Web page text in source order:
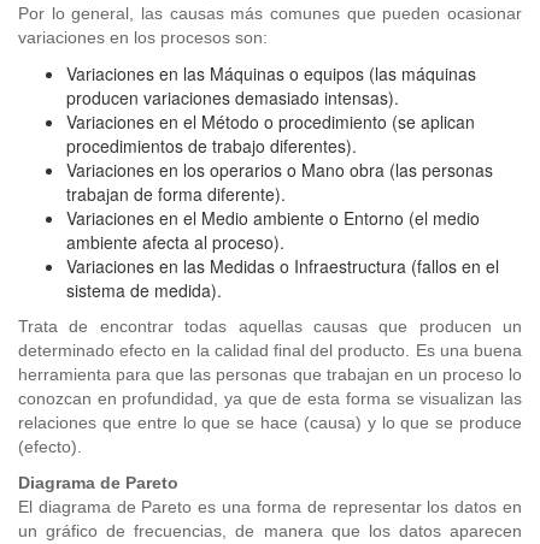
Por lo general, las causas más comunes que pueden ocasionar
variaciones en los procesos son:
Variaciones en las Máquinas o equipos (las máquinas
producen variaciones demasiado intensas).
Variaciones en el Método o procedimiento (se aplican
procedimientos de trabajo diferentes).
Variaciones en los operarios o Mano obra (las personas
trabajan de forma diferente).
Variaciones en el Medio ambiente o Entorno (el medio
ambiente afecta al proceso).
Variaciones en las Medidas o Infraestructura (fallos en el
sistema de medida).
Trata de encontrar todas aquellas causas que producen un
determinado efecto en la calidad final del producto. Es una buena
herramienta para que las personas que trabajan en un proceso lo
conozcan en profundidad, ya que de esta forma se visualizan las
relaciones que entre lo que se hace (causa) y lo que se produce
(efecto).
Diagrama de Pareto
El diagrama de Pareto es una forma de representar los datos en
un gráfico de frecuencias, de manera que los datos aparecen